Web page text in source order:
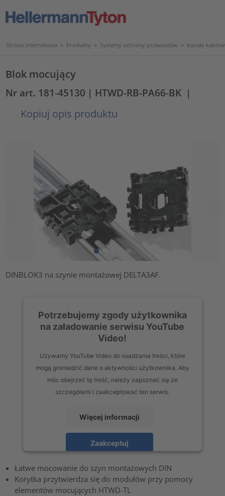
Strona internetowa > Produkty > Systemy ochrony przewodów > Kanały
Blok mocujący
Nr art. 181-45130 | HTWD-RB-PA66-BK |
Kopiuj opis produktu
DINBLOK3 na szynie montażowej DELTA3AF.
Potrzebujemy zgody użytkownika
na załadowanie serwisu YouTube
Video!
Używamy YouTube Video do osadzania treści, które
mogą gromadzić dane o aktywności użytkownika. Aby
móc obejrzeć tę treść, należy zapoznać się ze
szczegółami i zaakceptować ten serwis.
Więcej informacji
Zaakceptuj
Łatwe mocowanie do szyn montażowych DIN
Korytka przytwierdza się do modułów przy pomocy
elementów mocujących HTWD-TL